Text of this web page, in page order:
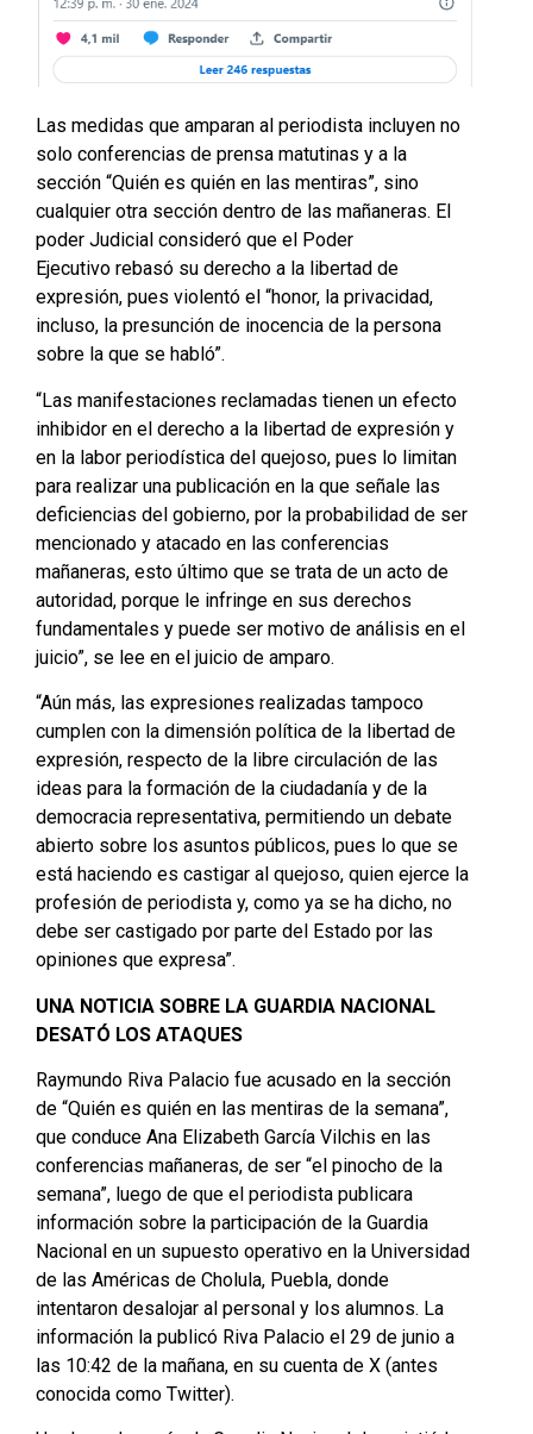
Las medidas que amparan al periodista incluyen no
solo conferencias de prensa matutinas y a la
sección “Quién es quién en las mentiras”, sino
cualquier otra sección dentro de las mañaneras. El
poder Judicial consideró que el Poder
Ejecutivo rebasó su derecho a la libertad de
expresión, pues violentó el “honor, la privacidad,
incluso, la presunción de inocencia de la persona
sobre la que se habló”.
“Las manifestaciones reclamadas tienen un efecto
inhibidor en el derecho a la libertad de expresión y
en la labor periodística del quejoso, pues lo limitan
para realizar una publicación en la que señale las
deficiencias del gobierno, por la probabilidad de ser
mencionado y atacado en las conferencias
mañaneras, esto último que se trata de un acto de
autoridad, porque le infringe en sus derechos
fundamentales y puede ser motivo de análisis en el
juicio”, se lee en el juicio de amparo.
“Aún más, las expresiones realizadas tampoco
cumplen con la dimensión política de la libertad de
expresión, respecto de la libre circulación de las
ideas para la formación de la ciudadanía y de la
democracia representativa, permitiendo un debate
abierto sobre los asuntos públicos, pues lo que se
está haciendo es castigar al quejoso, quien ejerce la
profesión de periodista y, como ya se ha dicho, no
debe ser castigado por parte del Estado por las
opiniones que expresa”.
UNA NOTICIA SOBRE LA GUARDIA NACIONAL
DESATÓ LOS ATAQUES
Raymundo Riva Palacio fue acusado en la sección
de “Quién es quién en las mentiras de la semana”,
que conduce Ana Elizabeth García Vilchis en las
conferencias mañaneras, de ser “el pinocho de la
semana”, luego de que el periodista publicara
información sobre la participación de la Guardia
Nacional en un supuesto operativo en la Universidad
de las Américas de Cholula, Puebla, donde
intentaron desalojar al personal y los alumnos. La
información la publicó Riva Palacio el 29 de junio a
las 10:42 de la mañana, en su cuenta de X (antes
conocida como Twitter).